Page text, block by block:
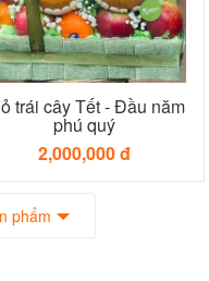
trái cây Tết - Đầu năm
phú quý
2,000,000 đ
phẩm